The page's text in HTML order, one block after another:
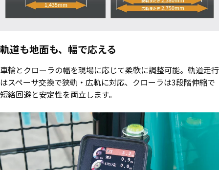
軌道も地面も、幅で応える
車輪とクローラの幅を現場に応じて柔軟に調整可能。軌道走行
はスペーサ交換で狭軌・広軌に対応、クローラは3段階伸縮で
短絡回避と安定性を両立します。